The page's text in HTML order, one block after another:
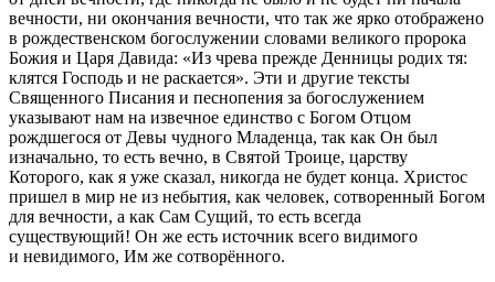
вечности, ни окончания вечности, что так же ярко отображено
в рождественском богослужении словами великого пророка
Божия и Царя Давида: «Из чрева прежде Денницы родих тя:
клятся Господь и не раскается». Эти и другие тексты
Священного Писания и песнопения за богослужением
указывают нам на извечное единство с Богом Отцом
рождшегося от Девы чудного Младенца, так как Он был
изначально, то есть вечно, в Святой Троице, царству
Которого, как я уже сказал, никогда не будет конца. Христос
пришел в мир не из небытия, как человек, сотворенный Богом
для вечности, а как Сам Сущий, то есть всегда
существующий! Он же есть источник всего видимого
и невидимого, Им же сотворённого.